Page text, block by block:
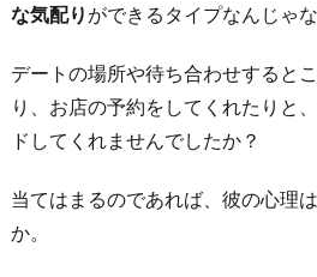
日
自
分
の
た
な気配り ができるタイプなんじゃ
デートの場所や待ち合わせすると
り、お店の予約をしてくれたりと
ドしてくれませんでしたか？
当てはまるのであれば、彼の心理
か。